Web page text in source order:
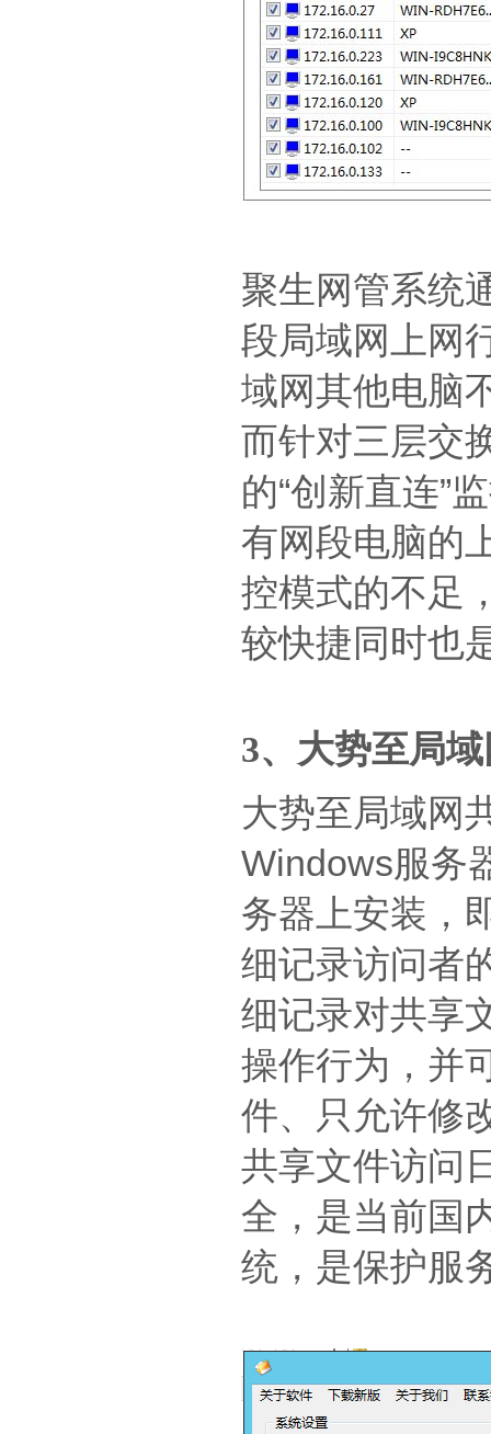
聚生网管系统
段局域网上网
域网其他电脑
而针对三层交
的“创新直连”
有网段电脑的
控模式的不足
较快捷同时也
3、大势至局
大势至局域网
Windows服务
务器上安装，
细记录访问者
细记录对共享
操作行为，并
件、只允许修
共享文件访问
全，是当前国
统，是保护服